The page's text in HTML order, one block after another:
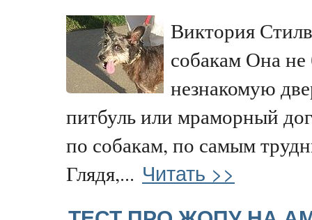
Виктория
собакам Она не
незнакомую
питбуль или мраморный
по собакам, по самым
Глядя,... Читать >>